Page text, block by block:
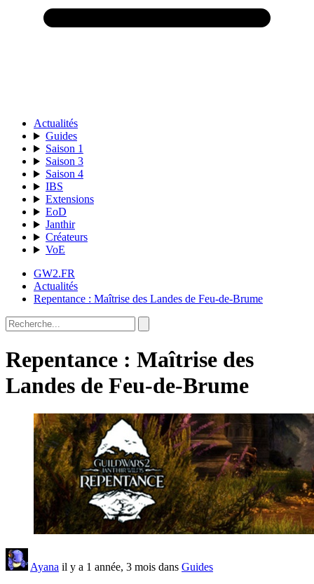
Actualités
Guides
Saison 1
Saison 3
Saison 4
IBS
Extensions
EoD
Janthir
Créateurs
VoE
GW2.FR
Actualités
Repentance : Maîtrise des Landes de Feu-de-Brume
Repentance : Maîtrise des
Landes de Feu-de-Brume
Ayana il y a 1 année, 3 mois dans Guides